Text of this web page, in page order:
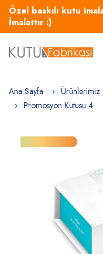
Özel baskılı kutu
İmalattır :)
Ana Sayfa Ürünlerimiz
Promosyon Kutusu 4